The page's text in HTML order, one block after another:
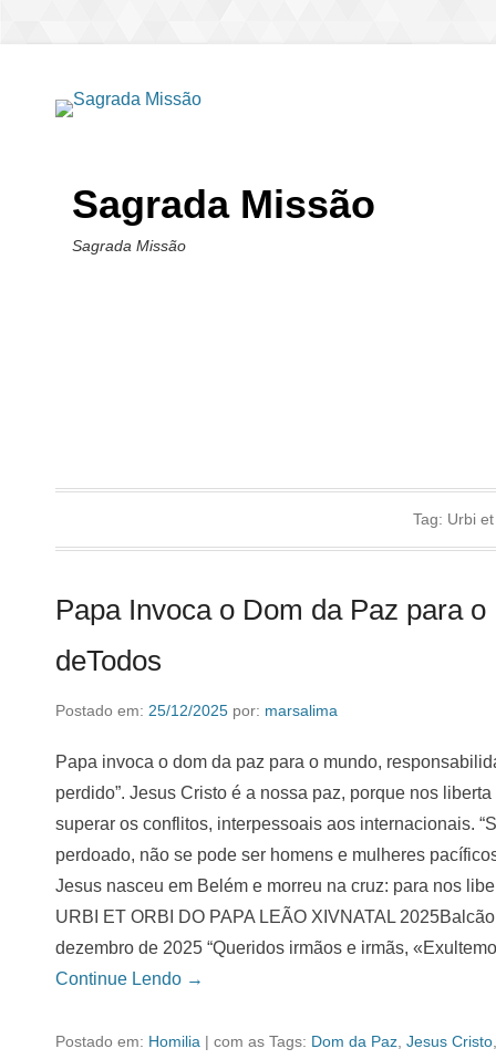
Sagrada Missão
Sagrada Missão
Tag: Urbi
Papa Invoca o Dom da Paz para
deTodos
Postado em: 25/12/2025 por: marsalima
Papa invoca o dom da paz para o mundo,
perdido”. Jesus Cristo é a nossa paz, porque nos
superar os conflitos, interpessoais aos internacionais.
perdoado, não se pode ser homens e mulheres
Jesus nasceu em Belém e morreu na cruz: para nos
URBI ET ORBI DO PAPA LEÃO XIVNATAL
dezembro de 2025 “Queridos irmãos e irmãs,
Continue Lendo →
Postado em: Homilia | com as Tags: Dom da Paz Jesus Cristo